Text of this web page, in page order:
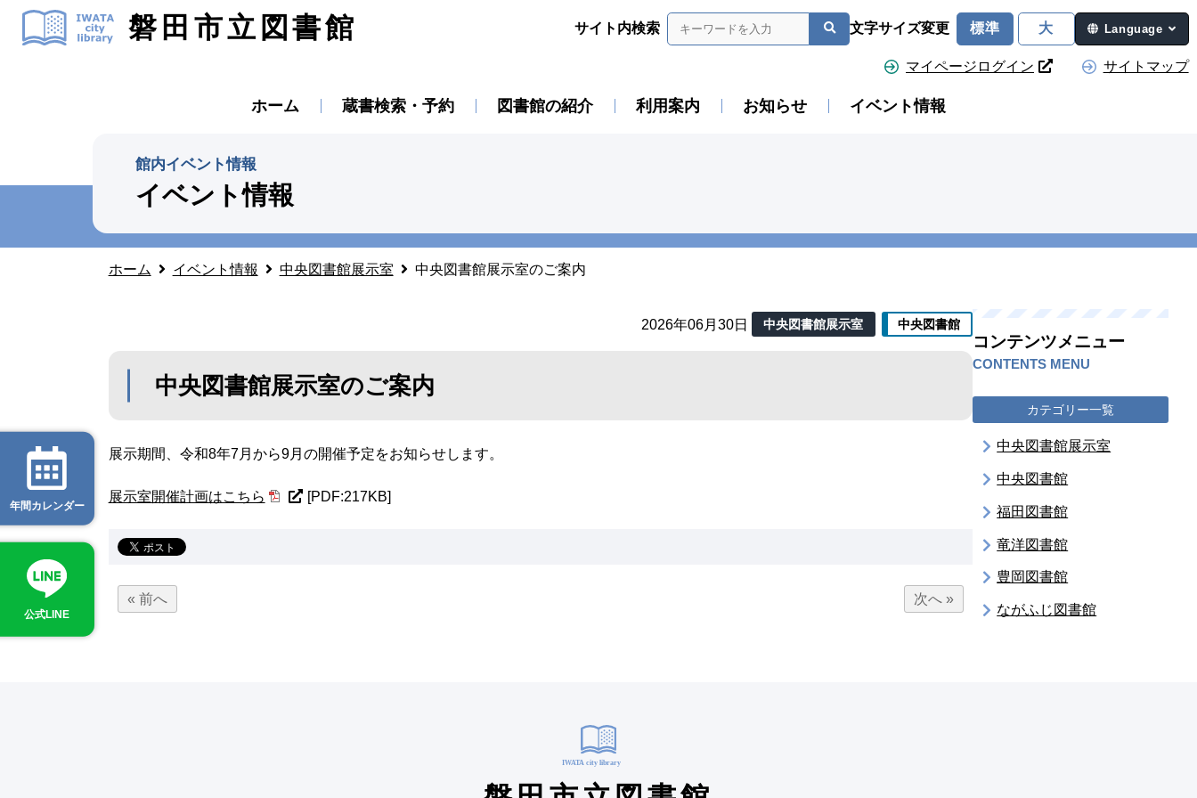
磐田市立図書館 サイト内検索 文字サイズ変更 標準 大 Language
マイページログイン サイトマップ
ホーム 蔵書検索・予約 図書館の紹介 利用案内 お知らせ イベント情報
館内イベント情報
イベント情報
ホーム イベント情報 中央図書館展示室 中央図書館展示室のご案内
2026年06月30日 中央図書館展示室 中央図書館
中央図書館展示室のご案内
展示期間、令和8年7月から9月の開催予定をお知らせします。
展示室開催計画はこちら [PDF:217KB]
« 前へ 次へ »
コンテンツメニュー
CONTENTS MENU
カテゴリー一覧
中央図書館展示室
中央図書館
福田図書館
竜洋図書館
豊岡図書館
ながふじ図書館
年間カレンダー
公式LINE